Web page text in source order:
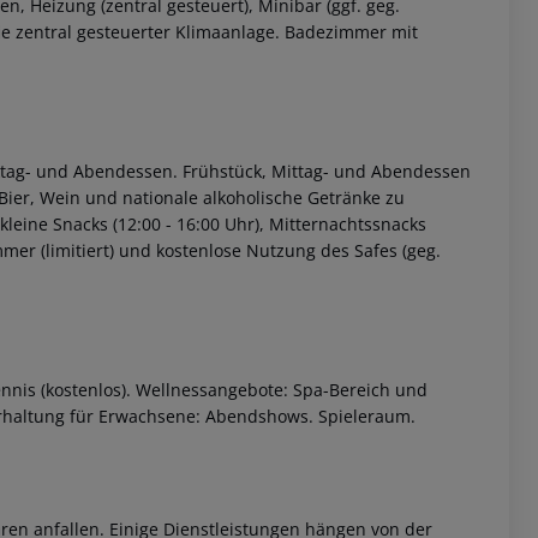
Heizung (zentral gesteuert), Minibar (ggf. geg.
zentral gesteuerter Klimaanlage. Badezimmer mit
und Abendessen. Frühstück, Mittag- und Abendessen
Wein und nationale alkoholische Getränke zu
Snacks (12:00 - 16:00 Uhr), Mitternachtssnacks
(limitiert) und kostenlose Nutzung des Safes (geg.
(kostenlos). Wellnessangebote: Spa-Bereich und
für Erwachsene: Abendshows. Spieleraum.
anfallen. Einige Dienstleistungen hängen von der